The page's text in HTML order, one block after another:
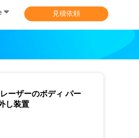
見積依頼
ーザーのボディ パー
し装置